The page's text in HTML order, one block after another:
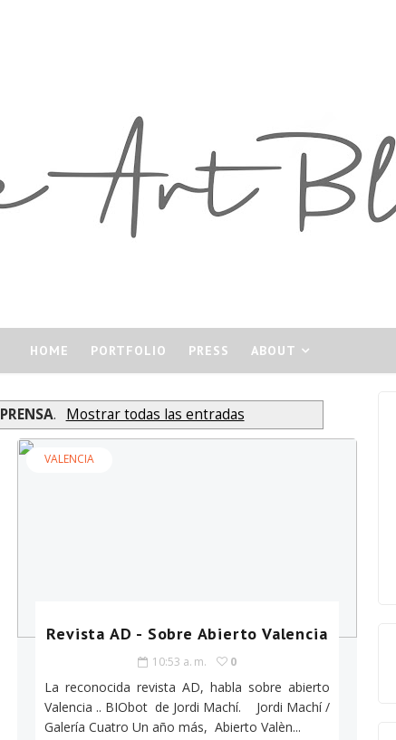
HOME PORTFOLIO PRESS ABOUT
PRENSA. Mostrar todas las entradas
VALENCIA
Revista AD - Sobre Abierto Valencia
10:53 a. m. 0
La reconocida revista AD, habla sobre abierto
Valencia .. BIObot de Jordi Machí. Jordi Machí /
Galería Cuatro Un año más, Abierto Valèn...